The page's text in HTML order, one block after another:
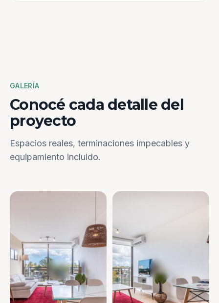
GALERÍA
Conocé cada detalle del
proyecto
Espacios reales, terminaciones impecables y
equipamiento incluido.